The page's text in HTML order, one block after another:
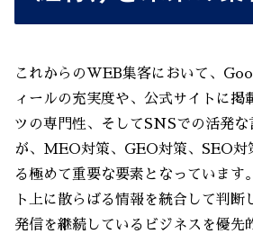
これからのWEB集客において、
ィールの充実度や、公式サイトに掲
ツの専門性、そしてSNSでの活発な
が、MEO対策、GEO対策、SEO対
る極めて重要な要素となっています
ト上に散らばる情報を統合して判断
発信を継続しているビジネスを優先